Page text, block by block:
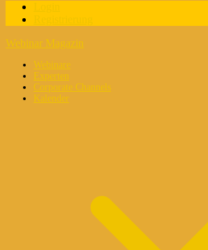
Webinar Magazin
Webinare
Experten
Corporate Channels
Kalender